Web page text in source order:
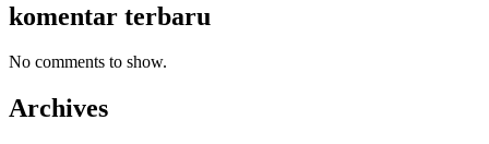
komentar terbaru
No comments to show.
Archives